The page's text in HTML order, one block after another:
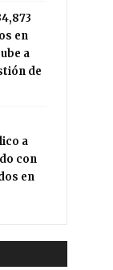
en
a
de
a
con
en